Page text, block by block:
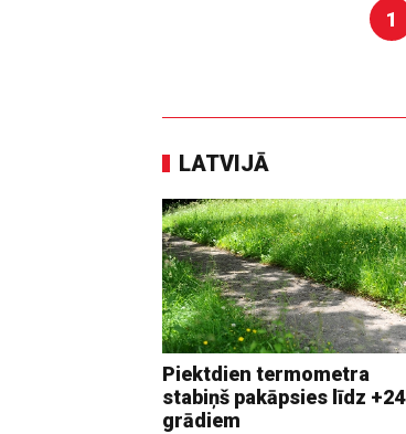
1
LATVIJĀ
Piektdien termometra
stabiņš pakāpsies līdz +24
grādiem